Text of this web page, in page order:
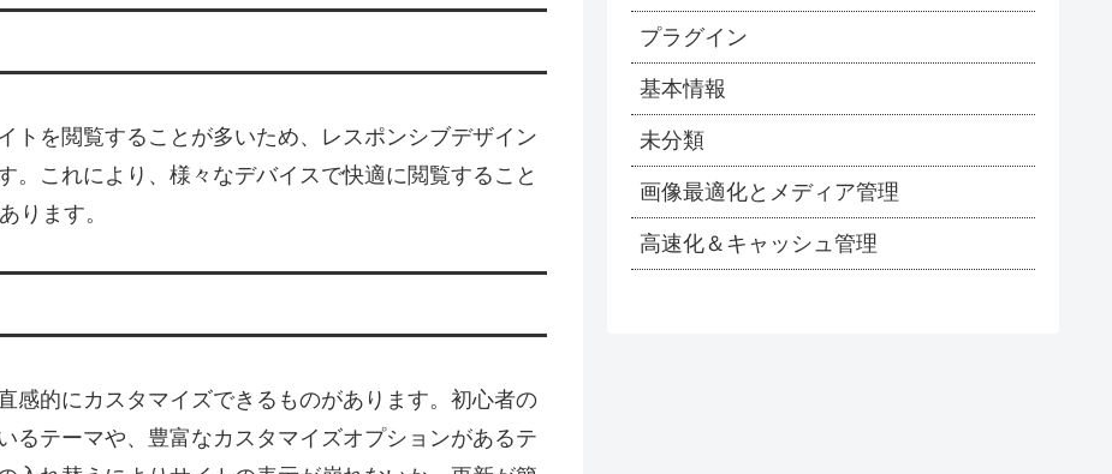
トを閲覧することが多いため、レスポンシブデザイン
。これにより、様々なデバイスで快適に閲覧すること
ります。
感的にカスタマイズできるものがあります。初心者の
るテーマや、豊富なカスタマイズオプションがあるテ
プラグイン
基本情報
未分類
画像最適化とメディア管理
高速化＆キャッシュ管理